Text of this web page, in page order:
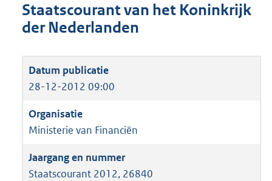
Staatscourant van het Koninkrijk
der Nederlanden
28-12-2012 09:00
Ministerie van Financiën
Staatscourant 2012, 26840